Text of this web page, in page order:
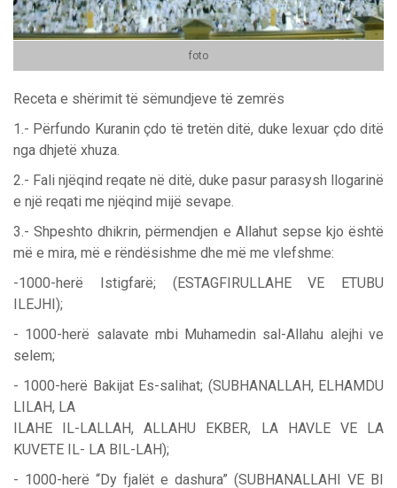
foto
Receta e shërimit të sëmundjeve të zemrës
1.- Përfundo Kuranin çdo të tretën ditë, duke lexuar çdo ditë
nga dhjetë xhuza.
2.- Fali njëqind reqate në ditë, duke pasur parasysh llogarinë
e një reqati me njëqind mijë sevape.
3.- Shpeshto dhikrin, përmendjen e Allahut sepse kjo është
më e mira, më e rëndësishme dhe më me vlefshme:
-1000-herë Istigfarë; (ESTAGFIRULLAHE VE ETUBU
ILEJHI);
- 1000-herë salavate mbi Muhamedin sal-Allahu alejhi ve
selem;
- 1000-herë Bakijat Es-salihat; (SUBHANALLAH, ELHAMDU
LILAH, LA
ILAHE IL-LALLAH, ALLAHU EKBER, LA HAVLE VE LA
KUVETE IL- LA BIL-LAH);
- 1000-herë “Dy fjalët e dashura” (SUBHANALLAHI VE BI